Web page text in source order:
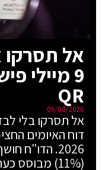
אל
9 מיילי
QR
09/08/2026
דוח האיומים